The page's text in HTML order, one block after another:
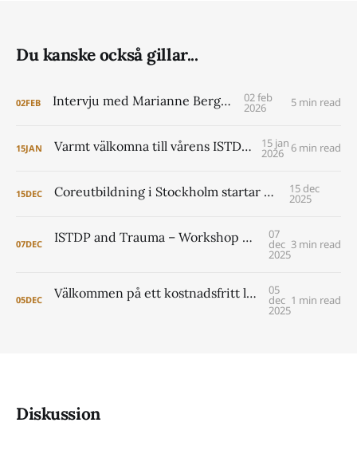
Du kanske också gillar...
02FEB Intervju med Marianne Berggren 02 feb
2026 5 min read
15JAN Varmt välkomna till vårens ISTDP Academy! 15 jan
2026 6 min read
15DEC Coreutbildning i Stockholm startar 2026 15 dec
2025
07DEC ISTDP and Trauma – Workshop with Jonathan Entis and Peter Lilliengren 07
dec
2025
3 min read
05DEC Välkommen på ett kostnadsfritt lunchseminarium om coreutbildningen i Lund 2026- 2029 05
dec
2025
1 min read
Diskussion